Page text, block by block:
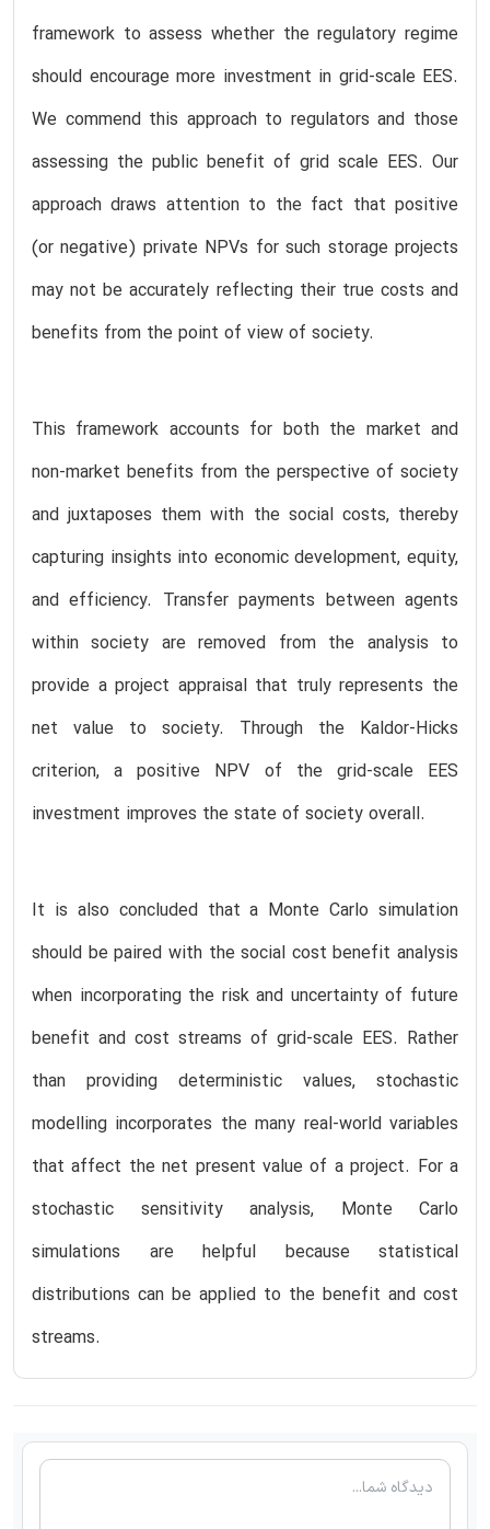
framework to assess whether the regulatory regime
should encourage more investment in grid-scale EES.
We commend this approach to regulators and those
assessing the public benefit of grid scale EES. Our
approach draws attention to the fact that positive
(or negative) private NPVs for such storage projects
may not be accurately reflecting their true costs and
benefits from the point of view of society.
This framework accounts for both the market and
non-market benefits from the perspective of society
and juxtaposes them with the social costs, thereby
capturing insights into economic development, equity,
and efficiency. Transfer payments between agents
within society are removed from the analysis to
provide a project appraisal that truly represents the
net value to society. Through the Kaldor-Hicks
criterion, a positive NPV of the grid-scale EES
investment improves the state of society overall.
It is also concluded that a Monte Carlo simulation
should be paired with the social cost benefit analysis
when incorporating the risk and uncertainty of future
benefit and cost streams of grid-scale EES. Rather
than providing deterministic values, stochastic
modelling incorporates the many real-world variables
that affect the net present value of a project. For a
stochastic sensitivity analysis, Monte Carlo
simulations are helpful because statistical
distributions can be applied to the benefit and cost
streams.